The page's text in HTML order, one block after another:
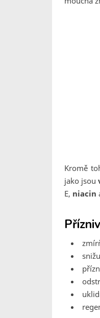
Kromě
jako jsou
E, niacin